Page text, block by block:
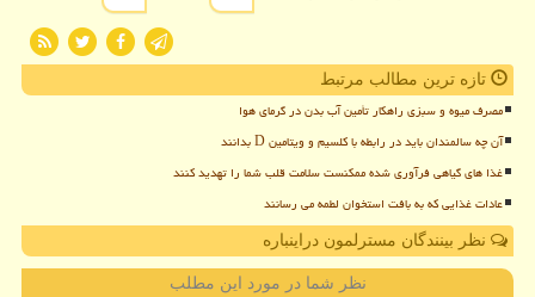
تازه ترین مطالب مرتبط
مصرف میوه و سبزی راهکار تأمین آب بدن در گرمای هوا
آن چه سالمندان باید در رابطه با کلسیم و ویتامین D بدانند
غذا های گیاهی فرآوری شده ممکنست سلامت قلب شما را تهدید کنند
عادات غذایی که به بافت استخوان لطمه می رسانند
نظر بینندگان مسترلمون دراینباره
نظر شما در مورد این مطلب